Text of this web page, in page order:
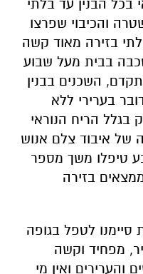
השכנים בבנין
בערירי ללא
הריח הנוראי
איבוד צלם אנוש
טיפלו משך מספר
בזירה
לטפל בגופה
מפחיד וקשה
ואין מי